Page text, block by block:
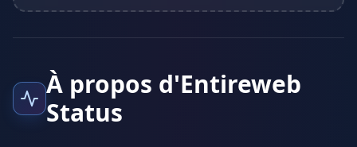
À propos d'Entireweb
Status